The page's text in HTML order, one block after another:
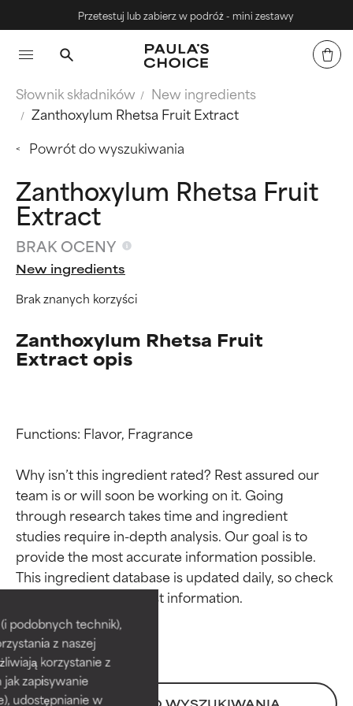
podobnych technik),
z naszej
korzystanie z
zapisywanie
udostępnianie w
Przetestuj lub zabierz w podróż - mini zestawy
Słownik składników
New ingredients
Zanthoxylum Rhetsa Fruit Extract
Powrót do wyszukiwania
Zanthoxylum Rhetsa Fruit
Extract
BRAK OCENY
New ingredients
Brak znanych korzyści
Zanthoxylum Rhetsa Fruit
Extract opis
Functions: Flavor, Fragrance
Why isn’t this ingredient rated? Rest assured our
team is or will soon be working on it. Going
through research takes time and ingredient
studies require in-depth analysis. Our goal is to
provide the most accurate information possible.
This ingredient database is updated daily, so check
Oceny składników
BEST
Udowodnione i potwierdzone
przez niezależne badania.
odpowiedni dla większości
Oceny składników
BEST
Udowodnione i potwierdzone
przez niezależne badania.
odpowiedni dla większości